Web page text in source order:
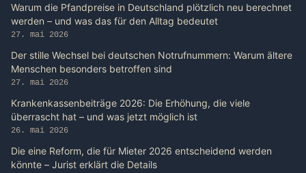
Warum die Pfandpreise in Deutschland plötzlich neu berechnet
werden – und was das für den Alltag bedeutet
27. mai 2026
Der stille Wechsel bei deutschen Notrufnummern: Warum ältere
Menschen besonders betroffen sind
27. mai 2026
Krankenkassenbeiträge 2026: Die Erhöhung, die viele
überrascht hat – und was jetzt möglich ist
26. mai 2026
Die eine Reform, die für Mieter 2026 entscheidend werden
könnte – Jurist erklärt die Details